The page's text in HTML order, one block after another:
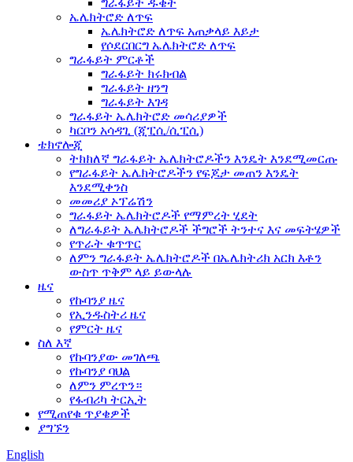
ግራፋይት ዱቄት
ኤሌክትሮድ ለጥፍ
ኤሌክትሮድ ለጥፍ አጠቃላይ እይታ
የሶደርበርግ ኤሌክትሮድ ለጥፍ
ግራፋይት ምርቶች
ግራፋይት ክሩክብል
ግራፋይት ዘንግ
ግራፋይት እገዳ
ግራፋይት ኤሌክትሮድ መሳሪያዎች
ካርቦን አሳዳጊ (ጂፒሲ/ሲፒሲ)
ቴክኖሎጂ
ትክክለኛ ግራፋይት ኤሌክትሮዶችን እንዴት እንደሚመርጡ
የግራፋይት ኤሌክትሮዶችን የፍጆታ መጠን እንዴት
እንደሚቀንስ
መመሪያ ኦፕሬሽን
ግራፋይት ኤሌክትሮዶች የማምረት ሂደት
ለግራፋይት ኤሌክትሮዶች ችግሮች ትንተና እና መፍትሄዎች
የጥራት ቁጥጥር
ለምን ግራፋይት ኤሌክትሮዶች በኤሌክትሪክ አርክ እቶን
ውስጥ ጥቅም ላይ ይውላሉ
ዜና
የኩባንያ ዜና
የኢንዱስትሪ ዜና
የምርት ዜና
ስለ እኛ
የኩባንያው መገለጫ
የኩባንያ ባህል
ለምን ምረጥን።
የፋብሪካ ትርኢት
የሚጠየቁ ጥያቄዎች
ያግኙን
English